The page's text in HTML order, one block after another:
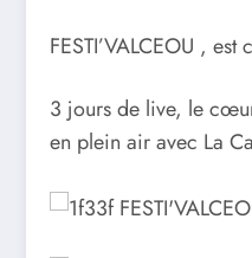
FESTI’VALCEOU ,
3 jours de live, le
en plein air avec La